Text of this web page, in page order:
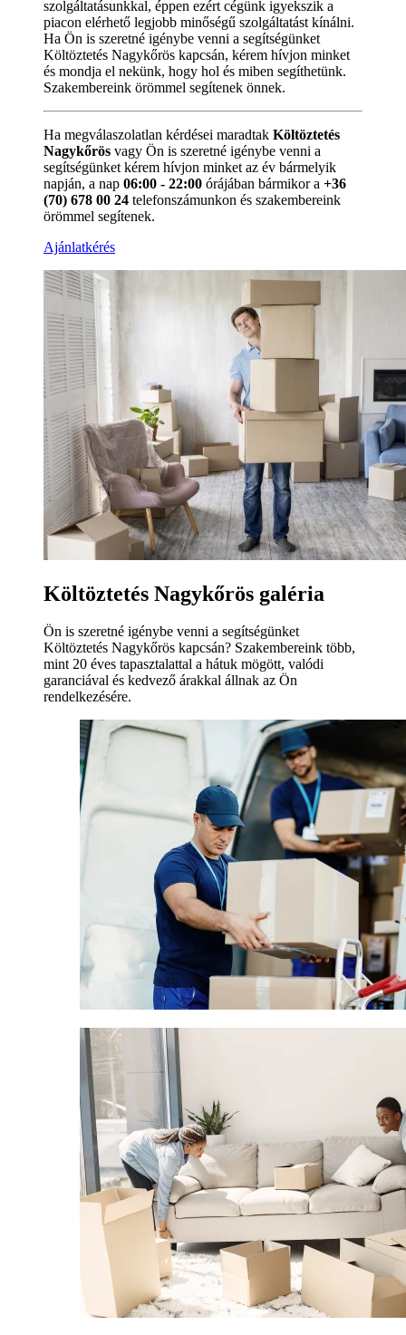
szolgáltatásunkkal, éppen ezért cégünk igyekszik a
piacon elérhető legjobb minőségű szolgáltatást kínálni.
Ha Ön is szeretné igénybe venni a segítségünket
Költöztetés Nagykőrös kapcsán, kérem hívjon minket
és mondja el nekünk, hogy hol és miben segíthetünk.
Szakembereink örömmel segítenek önnek.
Ha megválaszolatlan kérdései maradtak Költöztetés
Nagykőrös vagy Ön is szeretné igénybe venni a
segítségünket kérem hívjon minket az év bármelyik
napján, a nap 06:00 - 22:00 órájában bármikor a +36
(70) 678 00 24 telefonszámunkon és szakembereink
örömmel segítenek.
Ajánlatkérés
Költöztetés Nagykőrös galéria
Ön is szeretné igénybe venni a segítségünket
Költöztetés Nagykőrös kapcsán? Szakembereink több,
mint 20 éves tapasztalattal a hátuk mögött, valódi
garanciával és kedvező árakkal állnak az Ön
rendelkezésére.